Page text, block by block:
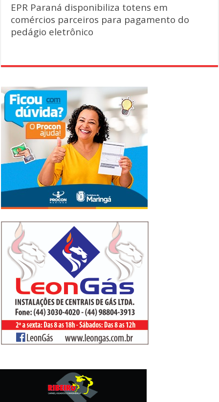
EPR Paraná disponibiliza totens em
comércios parceiros para pagamento do
pedágio eletrônico